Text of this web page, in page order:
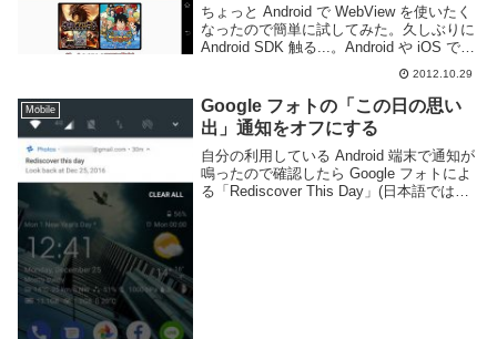
ちょっと Android で WebView を使いたく
なったので簡単に試してみた。久しぶりに
Android SDK 触る...。Android や iOS では
WebView/UiWebView を使うと簡単に Web
2012.10.29
Mobile
Google フォトの「この日の思い
出」通知をオフにする
自分の利用している Android 端末で通知が
鳴ったので確認したら Google フォトによ
る「Rediscover This Day」(日本語では